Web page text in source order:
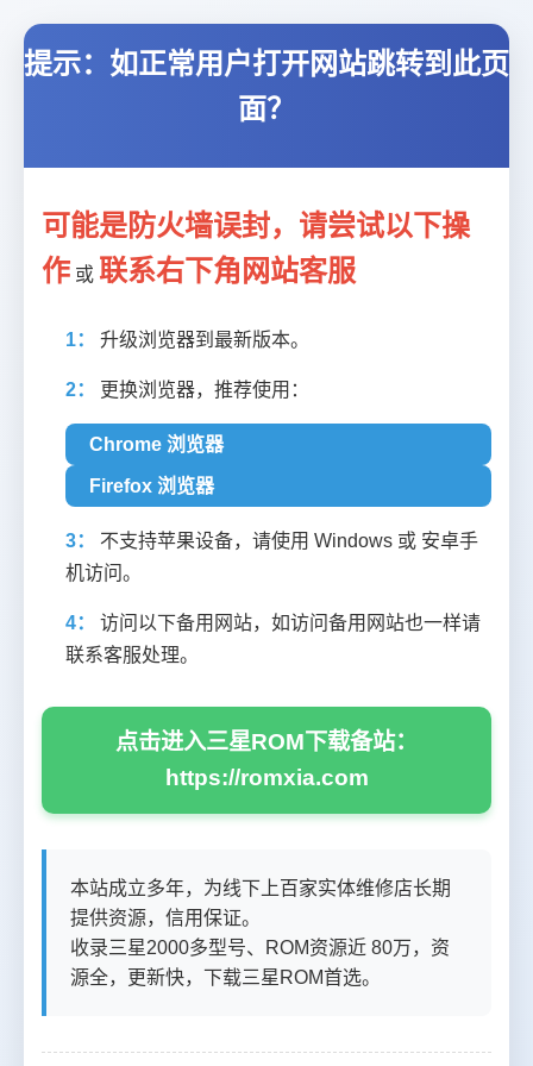
提示：如正常用户打开网站跳转到此页
面？
可能是防火墙误封，请尝试以下操
作 或 联系右下角网站客服
1： 升级浏览器到最新版本。
2： 更换浏览器，推荐使用：
Chrome 浏览器
Firefox 浏览器
3：
不支持苹果设备，请使用 Windows 或 安卓手
机访问。
4：
访问以下备用网站，如访问备用网站也一样请
联系客服处理。
点击进入三星ROM下载备站：
https://romxia.com
本站成立多年，为线下上百家实体维修店长期
提供资源，信用保证。
收录三星2000多型号、ROM资源近 80万，资
源全，更新快，下载三星ROM首选。